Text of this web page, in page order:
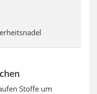
Stoffe um